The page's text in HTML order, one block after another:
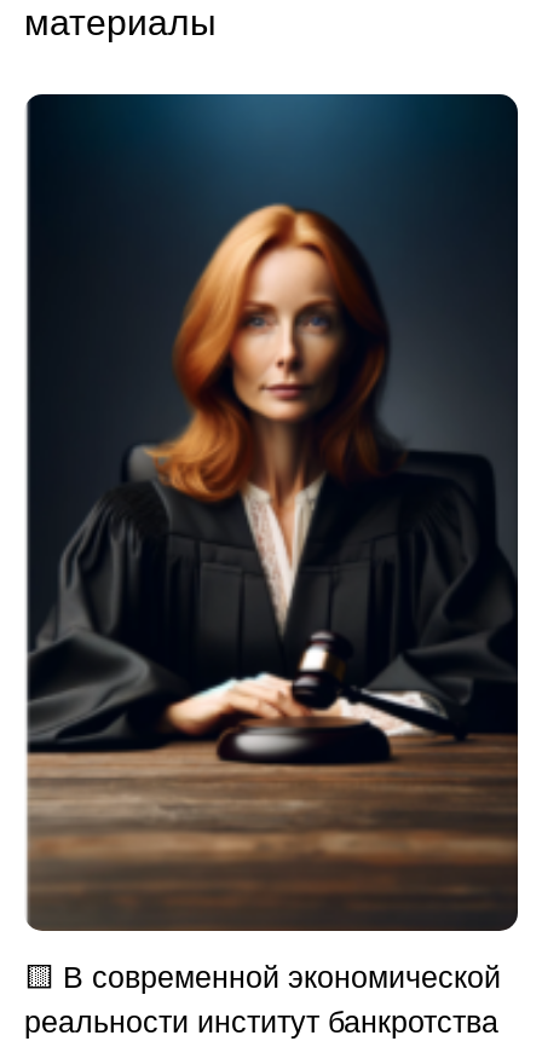
материалы
🟨 В современной экономической
реальности институт банкротства